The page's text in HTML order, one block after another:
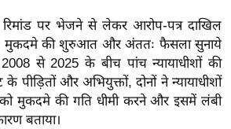
रिमांड पर भेजने से लेकर आरोप-पत्र दाखिल
मुकदमे की शुरुआत और अंततः फैसला सुनाये
से 2025 के बीच पांच न्यायाधीशों की
पीड़ितों और अभियुक्तों, दोनों ने न्यायाधीशों
मुकदमे की गति धीमी करने और इसमें लंबी
बताया।